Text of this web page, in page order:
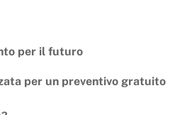
per il futuro
per un preventivo gratuito